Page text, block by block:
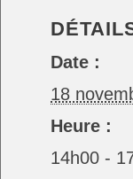
Date :
18
Heure :
14h00 -